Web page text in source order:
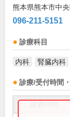
熊本県熊本市中
096-211-5151
診療科目
内科 腎臓内科
診療/受付時間